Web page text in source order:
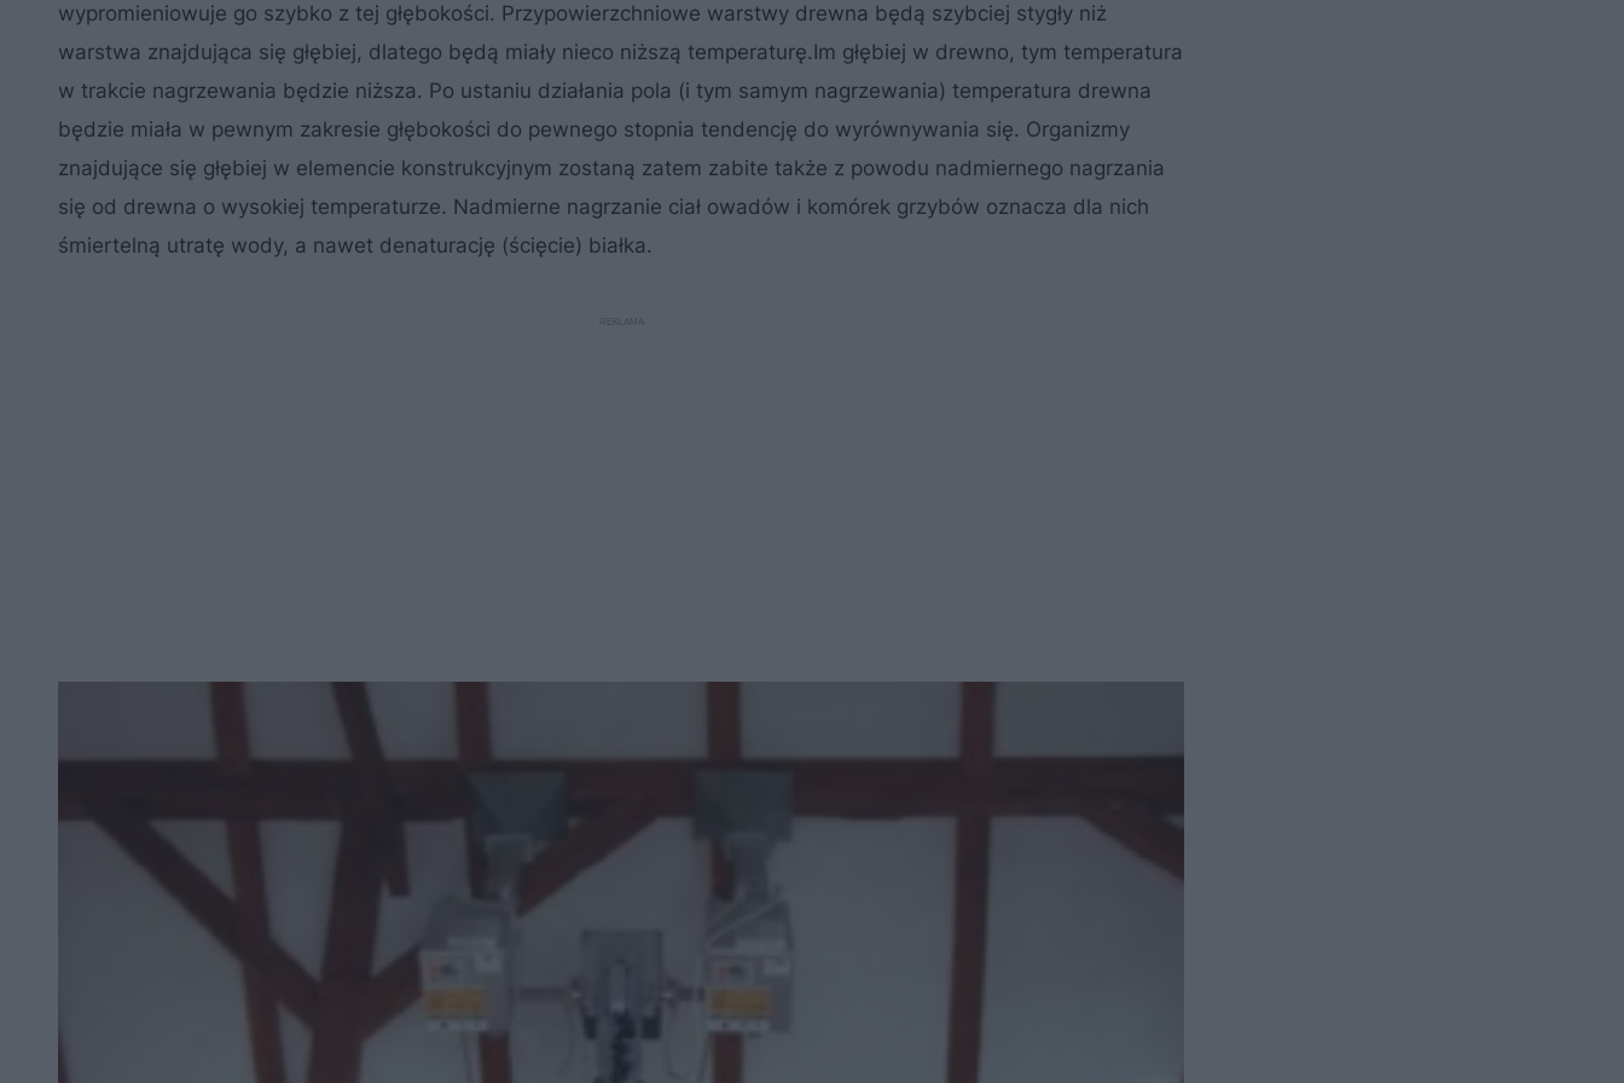
wypromieniowuje go szybko z tej głębokości. Przypowierzchniowe warstwy drewna będą szybciej stygły niż
warstwa znajdująca się głębiej, dlatego będą miały nieco niższą temperaturę.Im głębiej w drewno, tym temperatura
w trakcie nagrzewania będzie niższa. Po ustaniu działania pola (i tym samym nagrzewania) temperatura drewna
będzie miała w pewnym zakresie głębokości do pewnego stopnia tendencję do wyrównywania się. Organizmy
znajdujące się głębiej w elemencie konstrukcyjnym zostaną zatem zabite także z powodu nadmiernego nagrzania
się od drewna o wysokiej temperaturze. Nadmierne nagrzanie ciał owadów i komórek grzybów oznacza dla nich
śmiertelną utratę wody, a nawet denaturację (ścięcie) białka.